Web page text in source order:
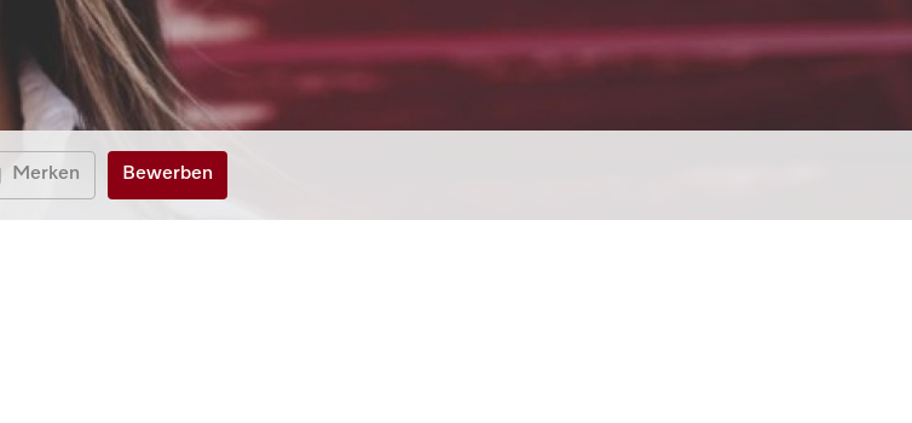
Merken Bewerben